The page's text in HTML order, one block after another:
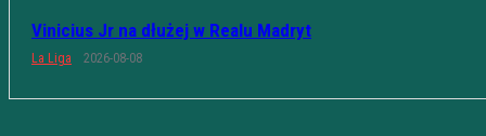
Vinicius Jr na dłużej w Realu Madryt
La Liga 2026-08-08